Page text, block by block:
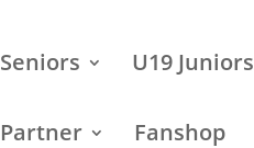
Seniors U19 Juniors
Partner Fanshop